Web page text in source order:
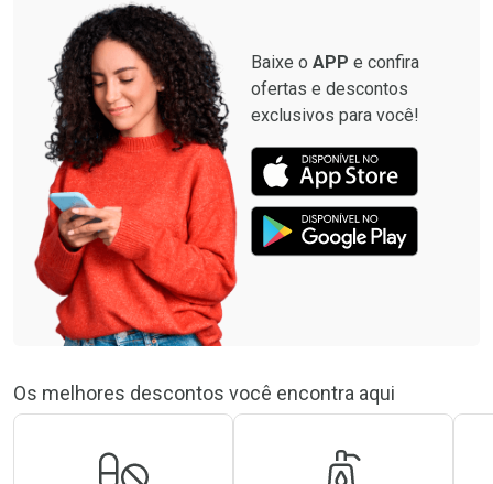
Baixe o APP e confira
ofertas e descontos
exclusivos para você!
Os melhores descontos você encontra aqui